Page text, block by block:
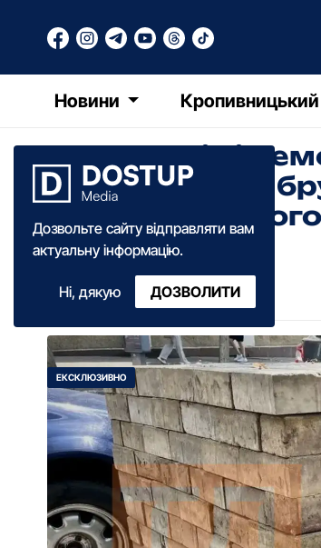
Новини Кропивницький
Дозвольте сайту відправляти вам
актуальну інформацію.
Ні, дякую ДОЗВОЛИТИ
Для парків і
демонтовану
Кропивницького
05 грудня·2025